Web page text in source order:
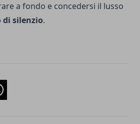
a fondo e concedersi il lusso
silenzio.